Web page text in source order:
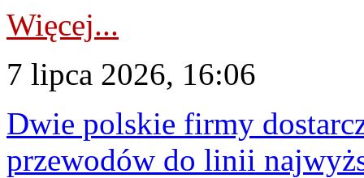
Więcej...
7 lipca 2026, 16:06
Dwie polskie firmy
przewodów do linii